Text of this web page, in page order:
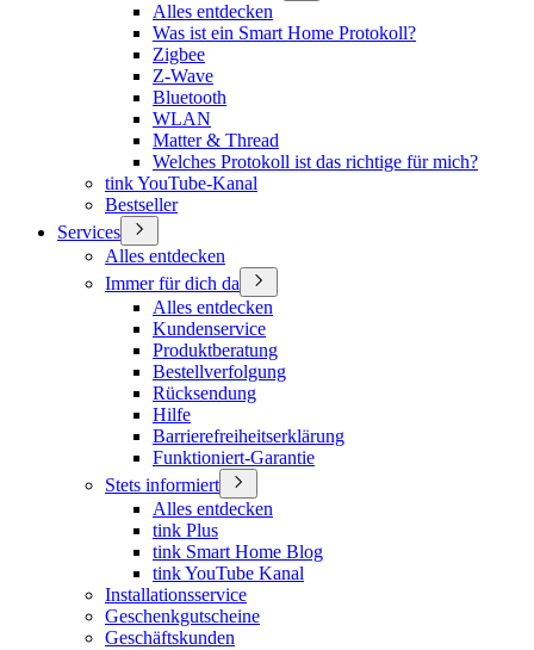
Alles entdecken
Was ist ein Smart Home Protokoll?
Zigbee
Z-Wave
Bluetooth
WLAN
Matter & Thread
Welches Protokoll ist das richtige für mich?
tink YouTube-Kanal
Bestseller
Services
Alles entdecken
Immer für dich da
Alles entdecken
Kundenservice
Produktberatung
Bestellverfolgung
Rücksendung
Hilfe
Barrierefreiheitserklärung
Funktioniert-Garantie
Stets informiert
Alles entdecken
tink Plus
tink Smart Home Blog
tink YouTube Kanal
Installationsservice
Geschenkgutscheine
Geschäftskunden